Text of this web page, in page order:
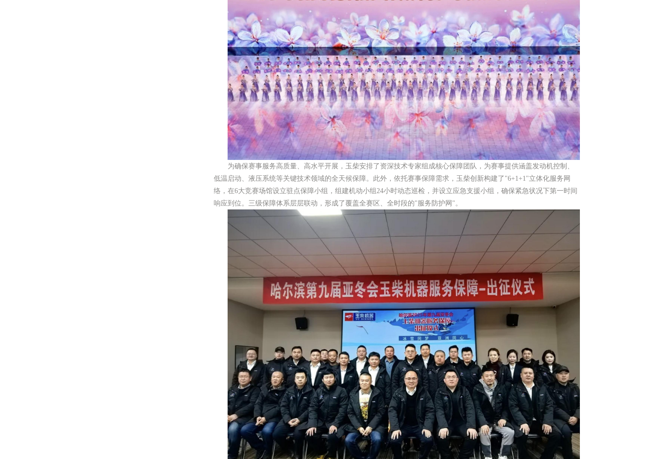
为确保赛事服务高质量、高水平开展，玉柴安排了资深技术专家组成核心保障团队，为赛事提供涵盖发动机控制、
低温启动、液压系统等关键技术领域的全天候保障。此外，依托赛事保障需求，玉柴创新构建了"6+1+1"立体化服务网
络，在6大竞赛场馆设立驻点保障小组，组建机动小组24小时动态巡检，并设立应急支援小组，确保紧急状况下第一时间
响应到位。三级保障体系层层联动，形成了覆盖全赛区、全时段的"服务防护网"。